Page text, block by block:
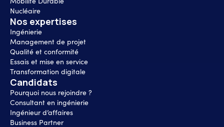
Nucléaire
Nos expertises
Ingénierie
Management de projet
Qualité et conformité
Essais et mise en service
Transformation digitale
Candidats
Pourquoi nous rejoindre ?
Consultant en ingénierie
Ingénieur d’affaires
Business Partner